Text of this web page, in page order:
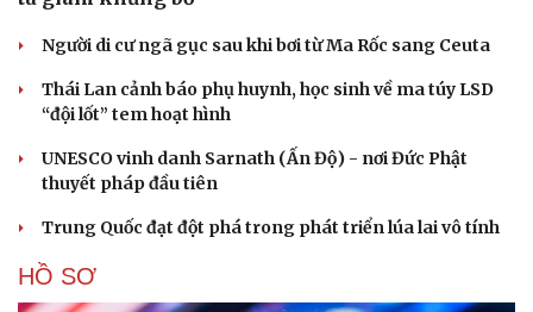
Người di cư ngã gục sau khi bơi từ Ma Rốc sang Ceuta
Thái Lan cảnh báo phụ huynh, học sinh về ma túy LSD
“đội lốt” tem hoạt hình
UNESCO vinh danh Sarnath (Ấn Độ) - nơi Đức Phật
thuyết pháp đầu tiên
Trung Quốc đạt đột phá trong phát triển lúa lai vô tính
HỒ SƠ